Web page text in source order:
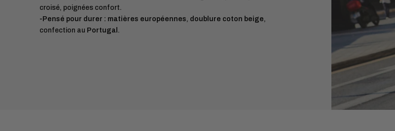
croisé, poignées confort.
-Pensé pour durer : matières européennes, doublure coton beige,
confection au Portugal .